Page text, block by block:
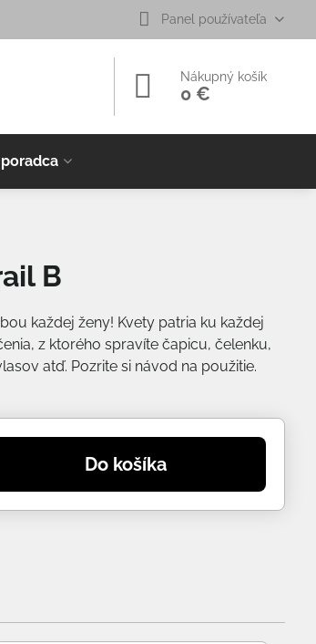
Panel používateľa
Nákupný košík
0 €
B
každej ženy! Kvety patria ku každej
z ktorého spravíte čapicu, čelenku,
atď. Pozrite si návod na použitie.
Do košíka